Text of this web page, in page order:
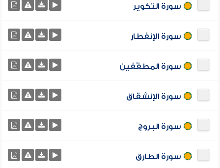
سورة التكوير
سورة الإنفطار
سورة المطفّفين
سورة الإنشقاق
سورة البروج
سورة الطارق